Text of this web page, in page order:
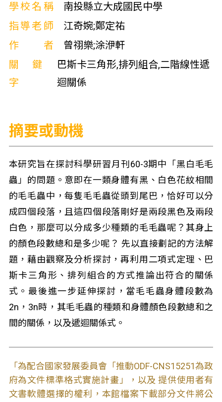
學校名稱
南投縣立大成國民中學
指導老師
江奇婉;鄭定祐
作者
曾祤樂;涂洢軒
關鍵
字
巴斯卡三角形,排列組合,二階線性遞
迴關係
摘要或動機
本研究旨在探討科學研習月刊60-3期中「黑白毛毛
蟲」的問題。意即在一類身體有黑、白色花紋相間
的毛毛蟲中，每隻毛毛蟲從頭到尾巴，恰好可以分
成四個段落，且這四個段落剛好是兩段黑色及兩段
白色，那麼可以分成多少種類的毛毛蟲呢？其身上
的顏色段數總和是多少呢？ 先以直接劃記的方法解
題，藉由觀察及分析探討，再利用二項式定理、巴
斯卡三角形、排列組合的方式推論出符合的關係
式。最後進一步延伸探討，當毛毛蟲身體段數為
2n，3n時，其毛毛蟲的種類和身體顏色段數總和之
間的關係，以及遞迴關係式。
「為配合國家發展委員會「推動ODF-CNS15251為政
府為文件標準格式實施計畫」，以及 提供使用者有
文書軟體選擇的權利，本館檔案下載部分文件將公